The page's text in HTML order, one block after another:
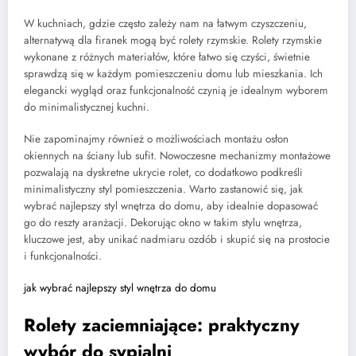
W kuchniach, gdzie często zależy nam na łatwym czyszczeniu,
alternatywą dla firanek mogą być rolety rzymskie. Rolety rzymskie
wykonane z różnych materiałów, które łatwo się czyści, świetnie
sprawdzą się w każdym pomieszczeniu domu lub mieszkania. Ich
elegancki wygląd oraz funkcjonalność czynią je idealnym wyborem
do minimalistycznej kuchni.
Nie zapominajmy również o możliwościach montażu osłon
okiennych na ściany lub sufit. Nowoczesne mechanizmy montażowe
pozwalają na dyskretne ukrycie rolet, co dodatkowo podkreśli
minimalistyczny styl pomieszczenia. Warto zastanowić się, jak
wybrać najlepszy styl wnętrza do domu, aby idealnie dopasować
go do reszty aranżacji. Dekorując okno w takim stylu wnętrza,
kluczowe jest, aby unikać nadmiaru ozdób i skupić się na prostocie
i funkcjonalności.
jak wybrać najlepszy styl wnętrza do domu
Rolety zaciemniające: praktyczny